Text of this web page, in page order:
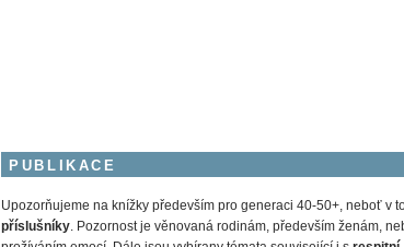
PUBLIKACE
Upozorňujeme na knížky především pro generaci 40-50+, neboť v
příslušníky. Pozornost je věnovaná rodinám, především ženám,